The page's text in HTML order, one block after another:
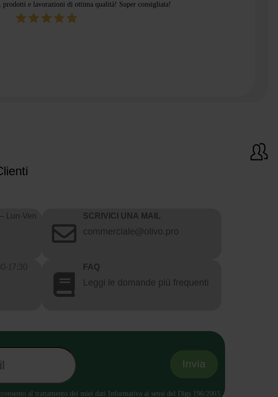
prodotti e lavorazioni di ottima qualità! Super consigliata!
– Lun-Ven
SCRIVICI UNA MAIL
commerciale@olivo.pro
17:30 FAQ
Leggi le domande più frequenti
al trattamento dei miei dati Informativa ai sensi del Dlgs 196/2003.